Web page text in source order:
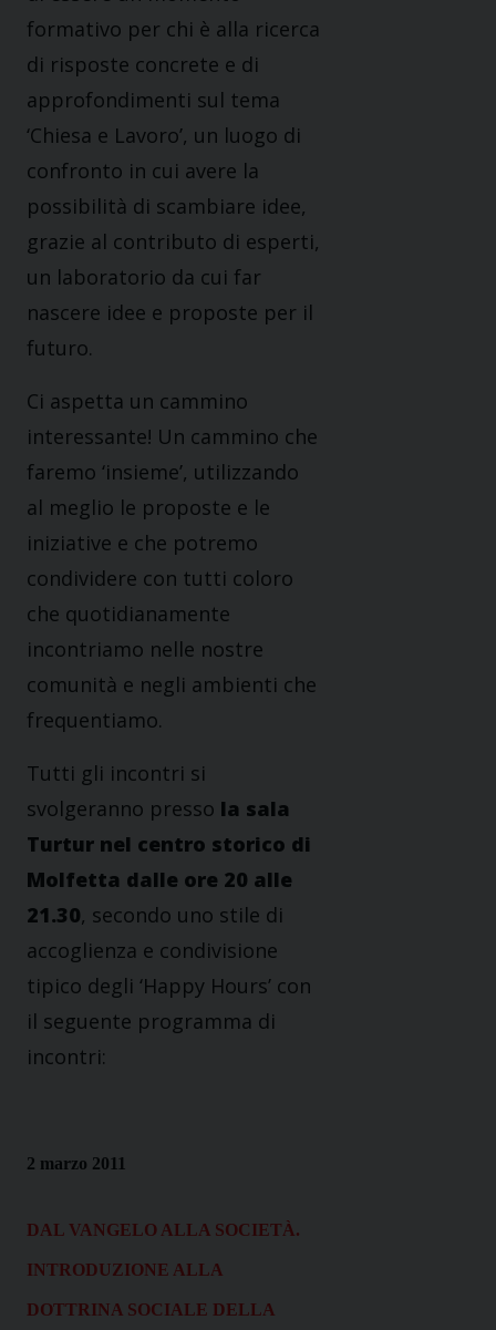
formativo per chi è alla ricerca
di risposte concrete e di
approfondimenti sul tema
‘Chiesa e Lavoro’, un luogo di
confronto in cui avere la
possibilità di scambiare idee,
grazie al contributo di esperti,
un laboratorio da cui far
nascere idee e proposte per il
futuro.
Ci aspetta un cammino
interessante! Un cammino che
faremo ‘insieme’, utilizzando
al meglio le proposte e le
iniziative e che potremo
condividere con tutti coloro
che quotidianamente
incontriamo nelle nostre
comunità e negli ambienti che
frequentiamo.
Tutti gli incontri si
svolgeranno presso la sala
Turtur nel centro storico di
Molfetta dalle ore 20 alle
21.30, secondo uno stile di
accoglienza e condivisione
tipico degli ‘Happy Hours’ con
il seguente programma di
incontri:
2 marzo 2011
DAL VANGELO ALLA SOCIETÀ.
INTRODUZIONE ALLA
DOTTRINA SOCIALE DELLA